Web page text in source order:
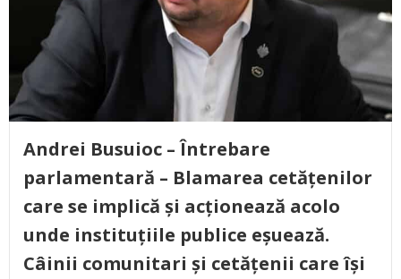
Andrei Busuioc – Întrebare
parlamentară – Blamarea cetățenilor
care se implică și acționează acolo
unde instituțiile publice eșuează.
Câinii comunitari și cetățenii care își